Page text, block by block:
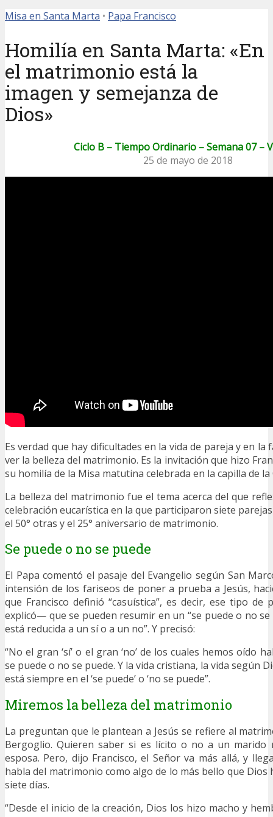
Misa en Santa Marta • Papa Francisco
Homilía en Santa Marta: «En
el matrimonio está la
imagen y semejanza de
Dios»
Ciclo B – Tiempo Ordinario – Semana 07 –
25 de mayo de 2018
Es verdad que hay dificultades en la vida de pareja y en la
ver la belleza del matrimonio. Es la invitación que hizo
su homilía de la Misa matutina celebrada en la capilla de
La belleza del matrimonio fue el tema acerca del que
celebración eucarística en la que participaron siete
el 50° otras y el 25° aniversario de matrimonio.
Se puede o no se puede
El Papa comentó el pasaje del Evangelio según San
intensión de los fariseos de poner a prueba a Jesús,
que Francisco definió “casuística”, es decir, ese tipo
explicó— que se pueden resumir en un “se puede o no se
está reducida a un sí o a un no”. Y precisó:
“No el gran ‘sí’ o el gran ‘no’ de los cuales hemos oído
se puede o no se puede. Y la vida cristiana, la vida según
está siempre en el ‘se puede’ o ‘no se puede”.
Miremos la belleza del matrimonio
La preguntan que le plantean a Jesús se refiere al
Bergoglio. Quieren saber si es lícito o no a un marido
esposa. Pero, dijo Francisco, el Señor va más allá, y
habla del matrimonio como algo de lo más bello que Dios
siete días.
“Desde el inicio de la creación, Dios los hizo macho y